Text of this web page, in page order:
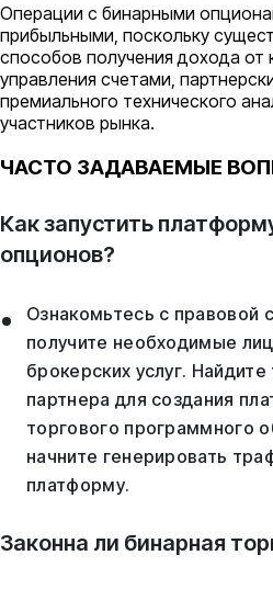
Операции с бинарными
прибыльными, поскольку
способов получения дохода от
управления счетами,
премиального технического
участников рынка.
ЧАСТО ЗАДАВАЕМЫЕ
Как запустить
опционов?
Ознакомьтесь с правовой
получите необходимые
брокерских услуг.
партнера для создания
торгового программного
начните генерировать
платформу.
Законна ли бинарная